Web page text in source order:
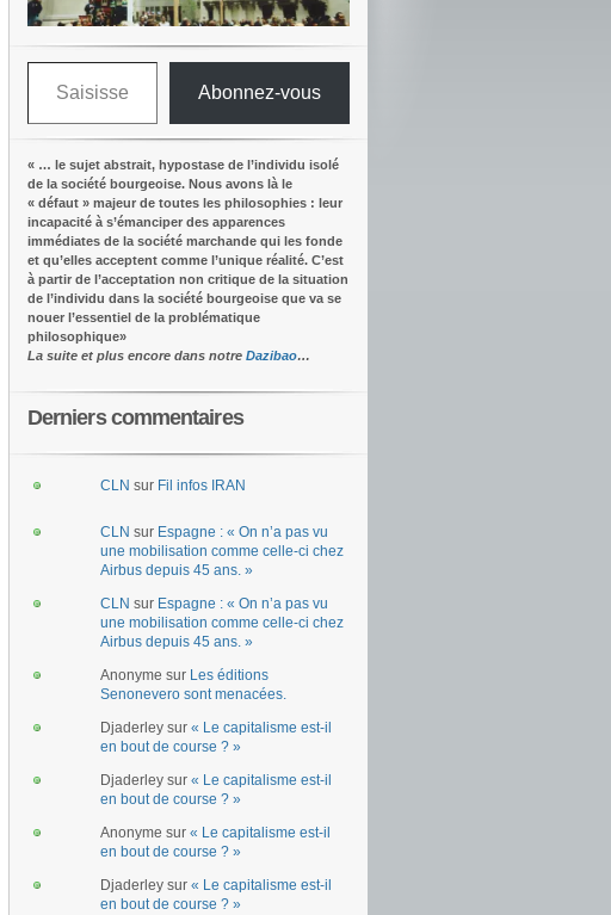
Saisissez votre adresse e-mail…
Abonnez-vous
« … le sujet abstrait, hypostase de l’individu isolé
de la société bourgeoise. Nous avons là le
« défaut » majeur de toutes les philosophies : leur
incapacité à s’émanciper des apparences
immédiates de la société marchande qui les fonde
et qu’elles acceptent comme l’unique réalité. C’est
à partir de l’acceptation non critique de la situation
de l’individu dans la société bourgeoise que va se
nouer l’essentiel de la problématique
philosophique»
La suite et plus encore dans notre Dazibao…
Derniers commentaires
CLN sur Fil infos IRAN
CLN sur Espagne : « On n’a pas vu
une mobilisation comme celle-ci chez
Airbus depuis 45 ans. »
CLN sur Espagne : « On n’a pas vu
une mobilisation comme celle-ci chez
Airbus depuis 45 ans. »
Anonyme sur Les éditions
Senonevero sont menacées.
Djaderley sur « Le capitalisme est-il
en bout de course ? »
Djaderley sur « Le capitalisme est-il
en bout de course ? »
Anonyme sur « Le capitalisme est-il
en bout de course ? »
Djaderley sur « Le capitalisme est-il
en bout de course ? »